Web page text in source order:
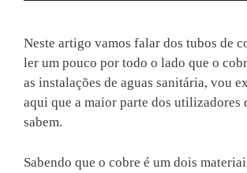
Neste artigo vamos falar dos tubos de
ler um pouco por todo o lado que o
as instalações de aguas sanitária, vou
aqui que a maior parte dos utilizadores
sabem.
Sabendo que o cobre é um dois